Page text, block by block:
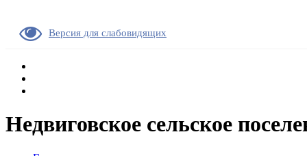
Версия для слабовидящих
Недвиговское сельское